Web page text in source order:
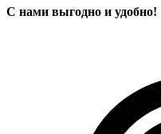
С нами выгодно и удобно!